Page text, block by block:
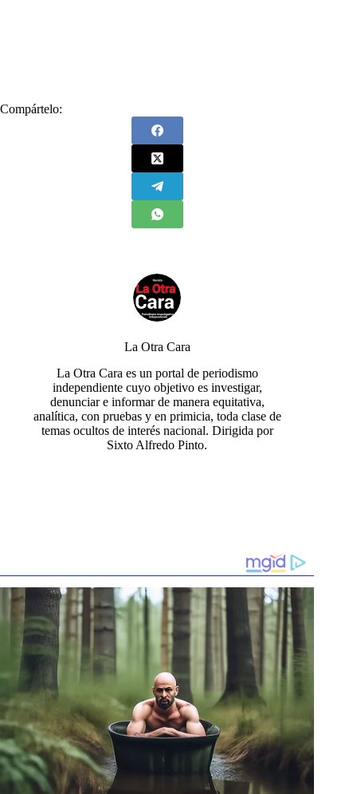
Compártelo:
La Otra Cara
La Otra Cara es un portal de periodismo
independiente cuyo objetivo es investigar,
denunciar e informar de manera equitativa,
analítica, con pruebas y en primicia, toda clase de
temas ocultos de interés nacional. Dirigida por
Sixto Alfredo Pinto.